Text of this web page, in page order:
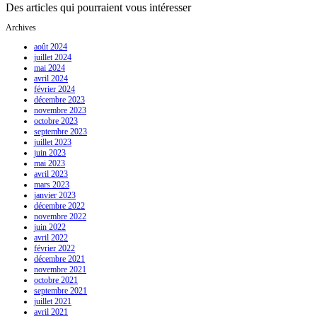
Des articles qui pourraient vous intéresser
Archives
août 2024
juillet 2024
mai 2024
avril 2024
février 2024
décembre 2023
novembre 2023
octobre 2023
septembre 2023
juillet 2023
juin 2023
mai 2023
avril 2023
mars 2023
janvier 2023
décembre 2022
novembre 2022
juin 2022
avril 2022
février 2022
décembre 2021
novembre 2021
octobre 2021
septembre 2021
juillet 2021
avril 2021